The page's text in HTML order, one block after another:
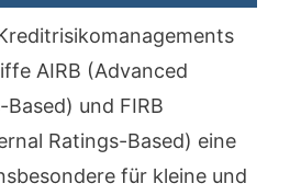
AIRB (Advanced
und FIRB
Ratings-Based) eine
für kleine und